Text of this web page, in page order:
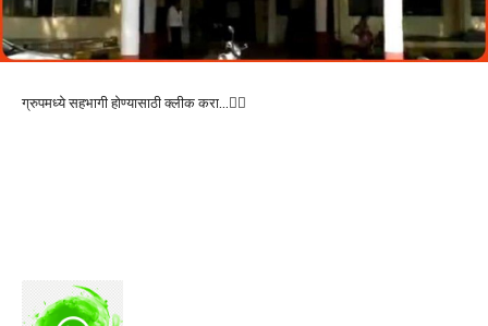
ग्रुपमध्ये सहभागी होण्यासाठी क्लीक करा…👆🏻